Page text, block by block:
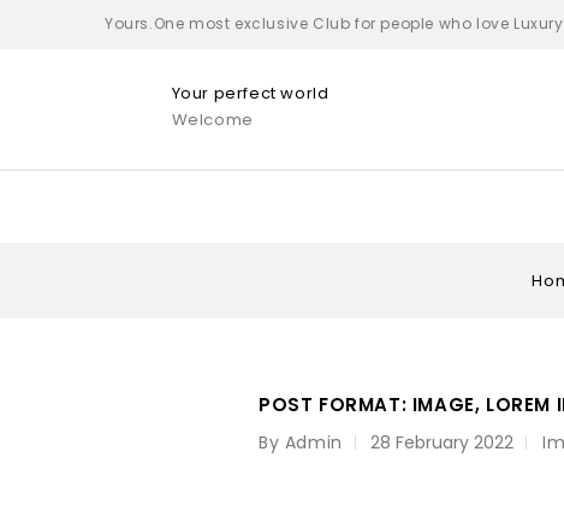
Yours.One most exclusive Club for people who love Luxury
Your perfect world
Welcome
POST FORMAT: IMAGE, LOREM
By Admin 28 February 2022